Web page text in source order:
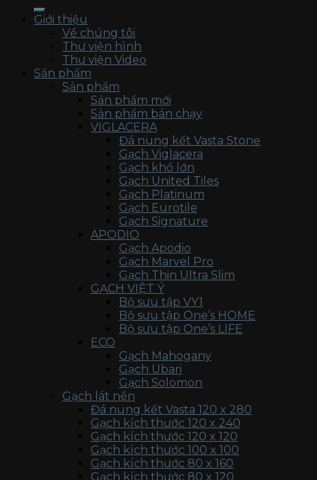
Giới thiệu
Về chúng tôi
Thư viện hình
Thư viện Video
Sản phẩm
Sản phẩm
Sản phẩm mới
Sản phẩm bán chạy
VIGLACERA
Đá nung kết Vasta Stone
Gạch Viglacera
Gạch khổ lớn
Gạch United Tiles
Gạch Platinum
Gạch Eurotile
Gạch Signature
APODIO
Gạch Apodio
Gạch Marvel Pro
Gạch Thin Ultra Slim
GẠCH VIỆT Ý
Bộ sưu tập VY1
Bộ sưu tập One’s HOME
Bộ sưu tập One’s LIFE
ECO
Gạch Mahogany
Gạch Ubari
Gạch Solomon
Gạch lát nền
Đá nung kết Vasta 120 x 280
Gạch kích thước 120 x 240
Gạch kích thước 120 x 120
Gạch kích thước 100 x 100
Gạch kích thước 80 x 160
Gạch kích thước 80 x 120